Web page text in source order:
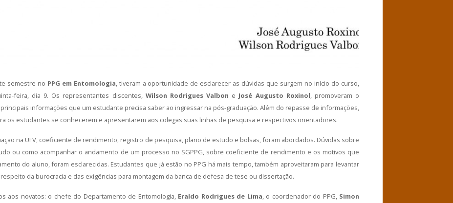
semestre no PPG em Entomologia , tiveram a oportunidade de esclarecer as dúvidas que surgem no início do curso,
feira, dia 9. Os representantes discentes, Wilson Rodrigues Valbon e José Augusto Roxinol , promoveram o
informações que um estudante precisa saber ao ingressar na pós-graduação. Além do repasse de informações,
os estudantes se conhecerem e apresentarem aos colegas suas linhas de pesquisa e respectivos orientadores.
na UFV, coeficiente de rendimento, registro de pesquisa, plano de estudo e bolsas, foram abordados. Dúvidas sobre
ou como acompanhar o andamento de um processo no SGPPG, sobre coeficiente de rendimento e os motivos que
do aluno, foram esclarecidas. Estudantes que já estão no PPG há mais tempo, também aproveitaram para levantar
da burocracia e das exigências para montagem da banca de defesa de tese ou dissertação.
aos novatos: o chefe do Departamento de Entomologia, Eraldo Rodrigues de Lima , o coordenador do PPG, Simon